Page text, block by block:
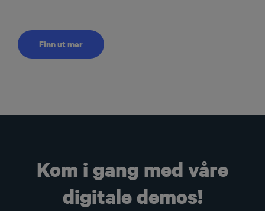
Finn ut mer
Kom i gang med våre
digitale demos!